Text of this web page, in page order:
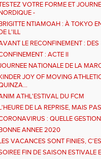
VOTRE FORME ET
-
NTIAMOAH : À TOKYO
L'ILL
LE RECONFINEMENT :
: ACTE II
NATIONALE DE LA
JOY OF MOVING
ATHL'ESTIVAL DU FCM
DE LA REPRISE, MAIS
: QUELLE
ANNEE 2020
VACANCES SONT FINIES,
FIN DE SAISON ESTIVALE